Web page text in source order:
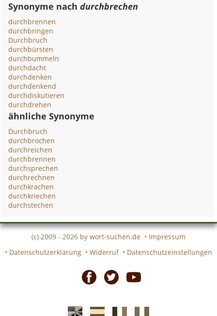
Synonyme nachdurchbrechen
durchbrennen
durchbringen
Durchbruch
durchbürsten
durchbummeln
durchdacht
durchdenken
durchdenkend
durchdiskutieren
durchdrehen
ähnliche Synonyme
Durchbruch
durchbrochen
durchreichen
durchbrennen
durchsprechen
durchrechnen
durchkrachen
durchkriechen
durchstechen
(c) 2009 - 2026 by wort-suchen.de • Impressum
• Datenschutzerklärung • Widerruf • Datenschutzeinstellungen